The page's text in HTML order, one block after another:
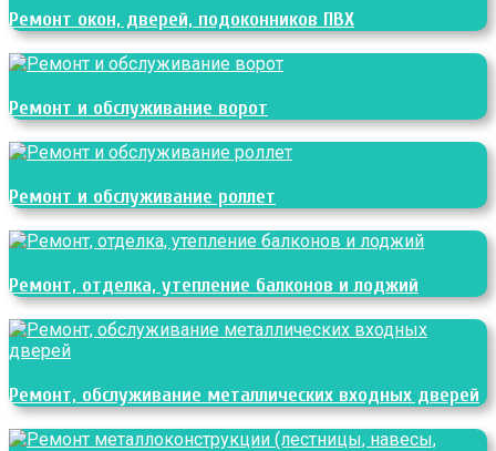
Ремонт окон, дверей, подоконников ПВХ
Ремонт и обслуживание ворот
Ремонт и обслуживание роллет
Ремонт, отделка, утепление балконов и лоджий
Ремонт, обслуживание металлических входных дверей